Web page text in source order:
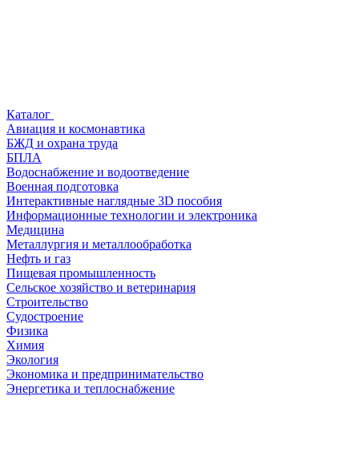
Каталог
Авиация и космонавтика
БЖД и охрана труда
БПЛА
Водоснабжение и водоотведение
Военная подготовка
Интерактивные наглядные 3D пособия
Информационные технологии и электроника
Медицина
Металлургия и металлообработка
Нефть и газ
Пищевая промышленность
Сельское хозяйство и ветеринария
Строительство
Судостроение
Физика
Химия
Экология
Экономика и предпринимательство
Энергетика и теплоснабжение